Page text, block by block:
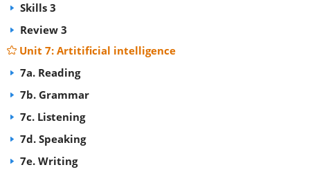
Skills 3
Review 3
Unit 7: Artitificial intelligence
7a. Reading
7b. Grammar
7c. Listening
7d. Speaking
7e. Writing